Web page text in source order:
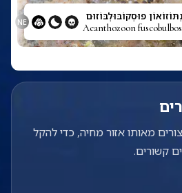
פוּסְקוֹבּוּלְבּוֹזוּם
Acanthozoon
NE
מאותו אזור מחיה, כדי להקל
קשורים.